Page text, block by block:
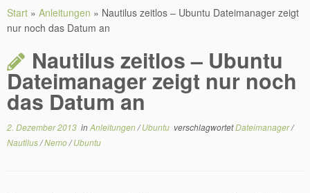
Inhalt
springen
Start » Anleitungen » Nautilus zeitlos – Ubuntu Dateimanager zeigt
nur noch das Datum an
Nautilus zeitlos – Ubuntu
Dateimanager zeigt nur noch
das Datum an
2. Dezember 2013 inAnleitungen/Ubuntu verschlagwortetDateimanager/
Nautilus/Nemo/Ubuntu